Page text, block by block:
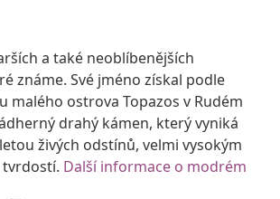
a také neoblíbenějších
známe. Své jméno získal podle
malého ostrova Topazos v Rudém
drahý kámen, který vyniká
živých odstínů, velmi vysokým
tvrdostí. Další informace o modrém